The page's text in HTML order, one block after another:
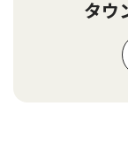
タウ